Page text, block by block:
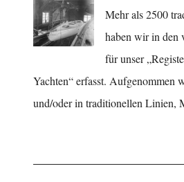
Mehr als 2500
haben wir in den
für unser
Yachten“ erfasst. Aufgenommen
und/oder in traditionellen Linien,